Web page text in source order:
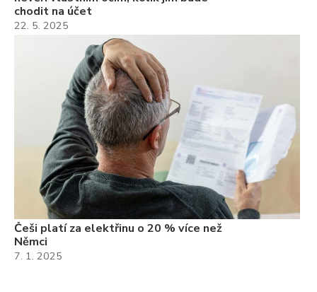
chodit na účet
22. 5. 2025
Češi platí za elektřinu o 20 % více než
Němci
7. 1. 2025